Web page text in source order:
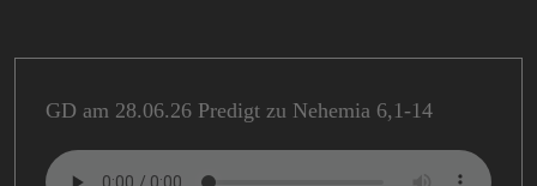
GD am 28.06.26 Predigt zu Nehemia 6,1-14